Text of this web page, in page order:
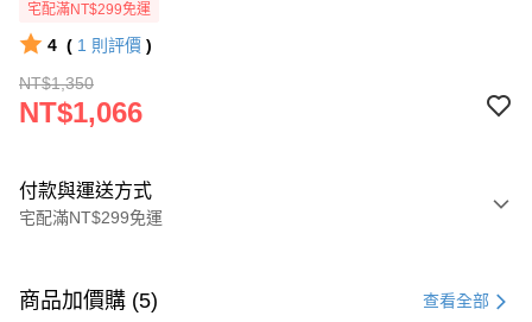
宅配滿NT$299免運
4 ( 1 則評價 )
NT$1,350
NT$1,066
付款與運送方式
宅配滿NT$299免運
信用卡一次付款
商品加價購 (5) 查看全部